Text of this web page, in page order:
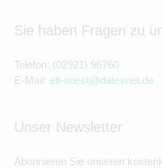
Sie haben Fragen zu
Telefon: (02921) 96760
E-Mail: etl-soest@datevnet.de
Unser Newsletter
Abonnieren Sie unseren